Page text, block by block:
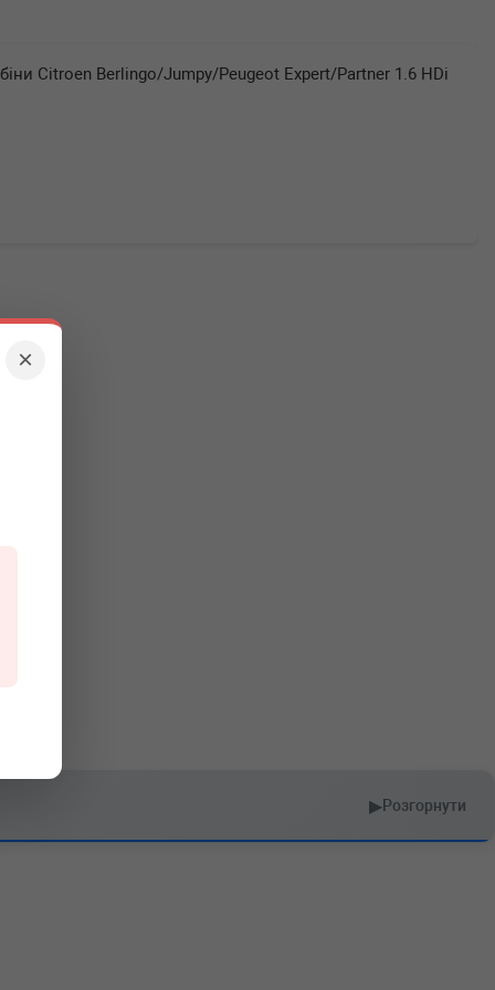
×
Citroen Berlingo/Jumpy/Peugeot Expert/Partner 1.6 HDi
▶Розгорнути